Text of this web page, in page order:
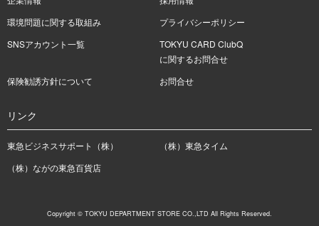
環境問題に関する取組み
プライバシーポリシー
SNSアカウント一覧
TOKYU CARD ClubQ
に関するお問合せ
保険勧誘方針について
お問合せ
リンク
東急ビジネスサポート（株）
（株）東急タイム
（株）ながの東急百貨店
Copyright © TOKYU DEPARTMENT STORE CO.,LTD All Rights Reserved.